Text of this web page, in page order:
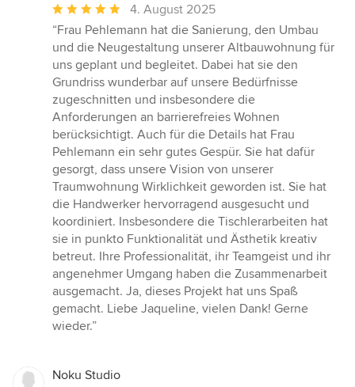
Durchschnittliche
Bewertung:
5
von
5
Sternen
4. August 2025
“Frau Pehlemann hat die Sanierung, den Umbau
und die Neugestaltung unserer Altbauwohnung für
uns geplant und begleitet. Dabei hat sie den
Grundriss wunderbar auf unsere Bedürfnisse
zugeschnitten und insbesondere die
Anforderungen an barrierefreies Wohnen
berücksichtigt. Auch für die Details hat Frau
Pehlemann ein sehr gutes Gespür. Sie hat dafür
gesorgt, dass unsere Vision von unserer
Traumwohnung Wirklichkeit geworden ist. Sie hat
die Handwerker hervorragend ausgesucht und
koordiniert. Insbesondere die Tischlerarbeiten hat
sie in punkto Funktionalität und Ästhetik kreativ
betreut. Ihre Professionalität, ihr Teamgeist und ihr
angenehmer Umgang haben die Zusammenarbeit
ausgemacht. Ja, dieses Projekt hat uns Spaß
gemacht. Liebe Jaqueline, vielen Dank! Gerne
wieder.”
Noku Studio